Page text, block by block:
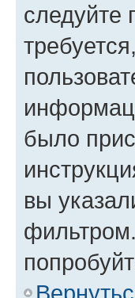
следуйте
было
вы